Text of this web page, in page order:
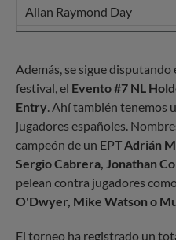
Allan Raymond Day
Alejandro Vazquez Gomez
Ruben Martin Hernandez
Oriol Gregori
Angel Blanco
Ruben Pueyo
David Martin Alejandre
Ana Marquez
Además, se sigue
festival, el Evento #7 NL
Entry . Ahí también tenemos
jugadores españoles.
campeón de un EPT Adrián
Sergio Cabrera, Jonathan
pelean contra jugadores
O'Dwyer, Mike Watson o
El torneo ha registrado un